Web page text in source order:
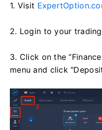
1. Visit
2. Login to your
3. Click on the
menu and click